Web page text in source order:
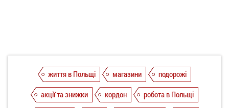
життя в Польщі магазини
подорожі
акції та знижки
кордон
робота в Польщі